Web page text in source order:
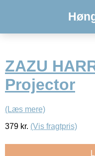
ZAZU
Projector
(Læs mere)
379 kr. (Vis fragtpris)